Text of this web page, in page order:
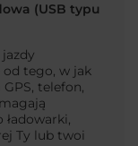
(USB typu
od tego, w jak
telefon,
Ty lub twoi